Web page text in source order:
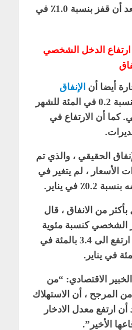
0.4٪ في فبراير بعد أن قفز بنسبة 1.0٪ في
ارتفاع الدخل الشخصي
أيضا أن الإنفاق
ارتفع بنسبة 0.2 في المئة للشهر
كما أن الارتفاع في
الحقيقي ، والذي تم
الأسعار ، لم يتغير في
في يناير.
من الانفاق ، قال
الشخصي كنسبة مئوية
من الدخل المتاح ارتفع الى 3.4 بالمئة في
الاقتصادي: “من
المرجح ، أن الاستهلاك
ارتفع معدل الادخار
الأخير”.